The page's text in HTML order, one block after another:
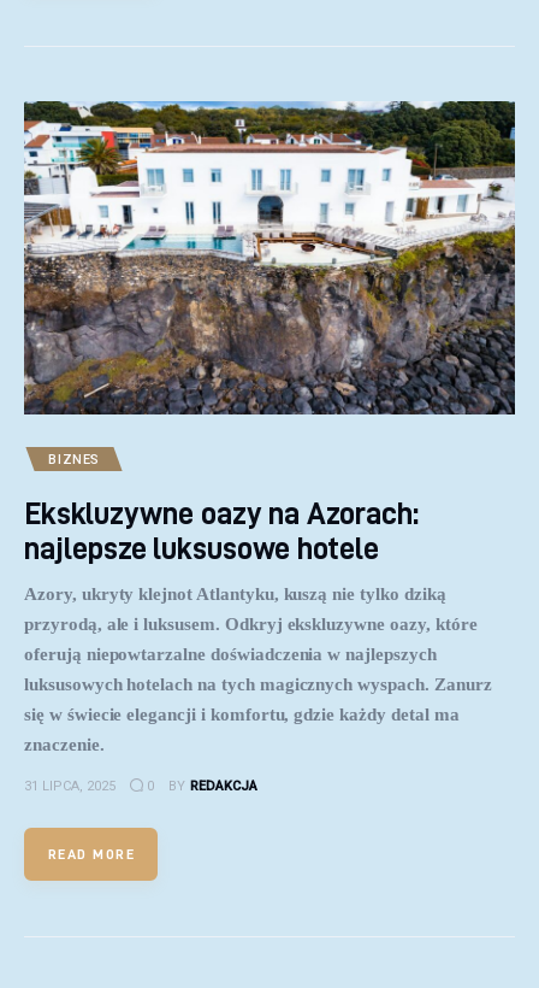
BIZNES
Ekskluzywne oazy na Azorach:
najlepsze luksusowe hotele
Azory, ukryty klejnot Atlantyku, kuszą nie tylko dziką
przyrodą, ale i luksusem. Odkryj ekskluzywne oazy, które
oferują niepowtarzalne doświadczenia w najlepszych
luksusowych hotelach na tych magicznych wyspach. Zanurz
się w świecie elegancji i komfortu, gdzie każdy detal ma
znaczenie.
31 LIPCA, 2025 0 BY REDAKCJA
READ MORE